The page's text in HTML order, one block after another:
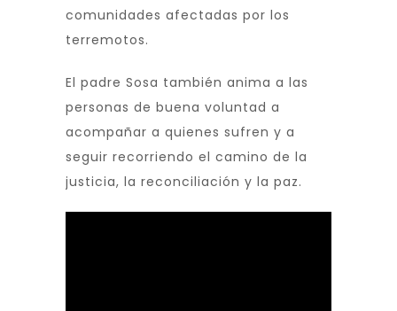
comunidades afectadas por los
terremotos.
El padre Sosa también anima a las
personas de buena voluntad a
acompañar a quienes sufren y a
seguir recorriendo el camino de la
justicia, la reconciliación y la paz.